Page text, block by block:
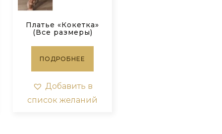
Платье «Кокетка»
(Все размеры)
ПОДРОБНЕЕ
Добавить в
список желаний